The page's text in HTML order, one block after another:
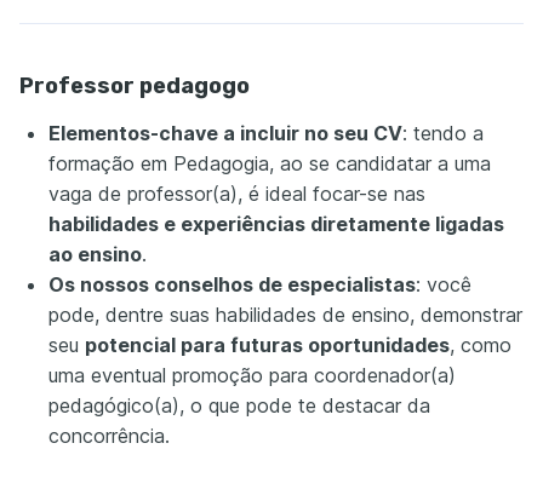
Professor pedagogo
Elementos-chave a incluir no seu CV: tendo a
formação em Pedagogia, ao se candidatar a uma
vaga de professor(a), é ideal focar-se nas
habilidades e experiências diretamente ligadas
ao ensino.
Os nossos conselhos de especialistas: você
pode, dentre suas habilidades de ensino, demonstrar
seu potencial para futuras oportunidades, como
uma eventual promoção para coordenador(a)
pedagógico(a), o que pode te destacar da
concorrência.